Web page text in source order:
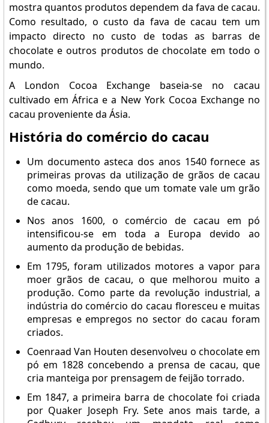
mostra quantos produtos dependem da fava de cacau.
Como resultado, o custo da fava de cacau tem um
impacto directo no custo de todas as barras de
chocolate e outros produtos de chocolate em todo o
mundo.
A London Cocoa Exchange baseia-se no cacau
cultivado em África e a New York Cocoa Exchange no
cacau proveniente da Ásia.
História do comércio do cacau
Um documento asteca dos anos 1540 fornece as
primeiras provas da utilização de grãos de cacau
como moeda, sendo que um tomate vale um grão
de cacau.
Nos anos 1600, o comércio de cacau em pó
intensificou-se em toda a Europa devido ao
aumento da produção de bebidas.
Em 1795, foram utilizados motores a vapor para
moer grãos de cacau, o que melhorou muito a
produção. Como parte da revolução industrial, a
indústria do comércio do cacau floresceu e muitas
empresas e empregos no sector do cacau foram
criados.
Coenraad Van Houten desenvolveu o chocolate em
pó em 1828 concebendo a prensa de cacau, que
cria manteiga por prensagem de feijão torrado.
Em 1847, a primeira barra de chocolate foi criada
por Quaker Joseph Fry. Sete anos mais tarde, a